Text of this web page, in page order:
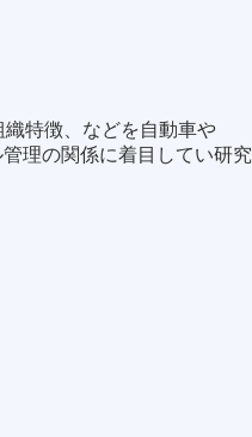
特徴、などを自動車や
理の関係に着目してい研究